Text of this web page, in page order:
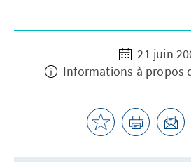
21 juin
Informations à propos